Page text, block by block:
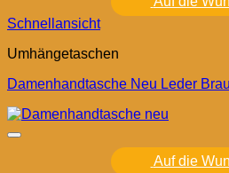
Schnellansicht
Umhängetaschen
Damenhandtasche Neu Leder
Auf die